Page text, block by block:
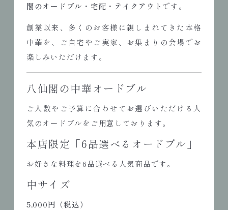
閣のオードブル・宅配・テイクアウト です。
創業以来、多くのお客様に親しまれてきた本格
中華を、ご自宅やご実家、お集まりの会場でお
楽しみいただけます。
八仙閣の中華オードブル
ご人数やご予算に合わせてお選びいただける人
気のオードブルをご用意しております。
本店限定「6品選べるオードブル」
お好きな料理を6品選べる人気商品です。
中サイズ
5,000円（税込）